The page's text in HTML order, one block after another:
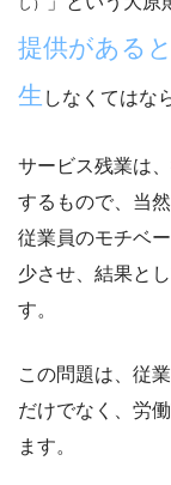
提供がある
生 しなくてはな
サービス残業は
するもので、当
従業員のモチベ
少させ、結果と
す。
この問題は、従
だけでなく、 労
ます。